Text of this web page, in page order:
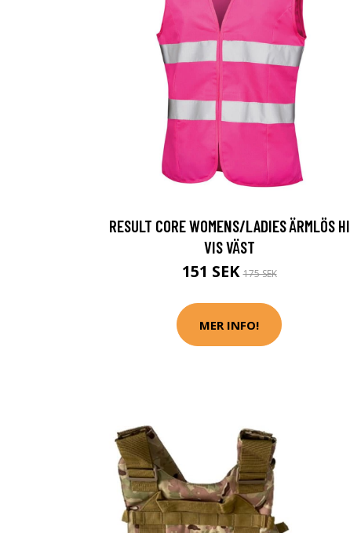
RESULT CORE WOMENS/LADIES ÄRMLÖS HI
VIS VÄST
151 SEK175 SEK
MER INFO!